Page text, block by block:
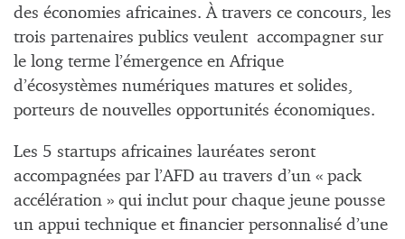
des économies africaines. À travers ce concours, les
trois partenaires publics veulent accompagner sur
le long terme l’émergence en Afrique
d’écosystèmes numériques matures et solides,
porteurs de nouvelles opportunités économiques.
Les 5 startups africaines lauréates seront
accompagnées par l’AFD au travers d’un « pack
accélération » qui inclut pour chaque jeune pousse
un appui technique et financier personnalisé d’une